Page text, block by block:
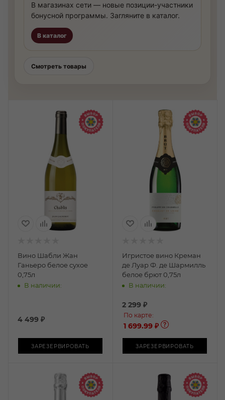
В магазинах сети — новые позиции-участники
бонусной программы. Загляните в каталог.
В каталог
Смотреть товары
Вино Шабли Жан
Ганьеро белое сухое
0,75л
В наличии:
4 499 ₽
ЗАРЕЗЕРВИРОВАТЬ
Игристое вино Креман
де Луар Ф. де Шармилль
белое брют 0,75л
В наличии:
2 299 ₽
По карте:
1 699.99 ₽
ЗАРЕЗЕРВИРОВАТЬ